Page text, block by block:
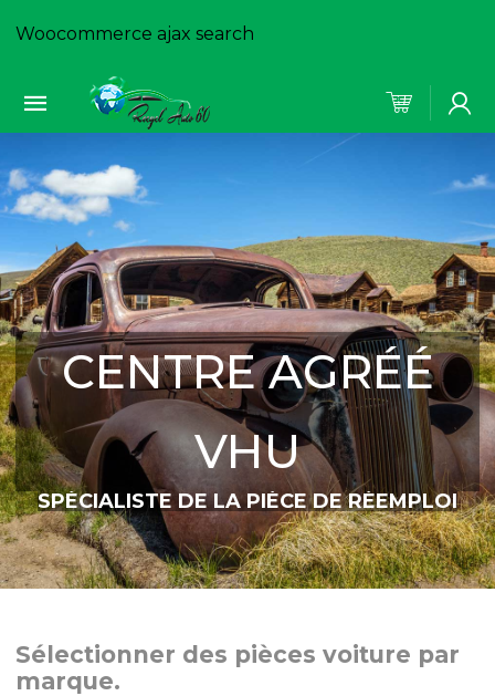
Woocommerce ajax search
CENTRE AGRÉÉ
VHU
SPÉCIALISTE DE LA PIÈCE DE RÉEMPLOI
Sélectionner des pièces voiture par
marque.